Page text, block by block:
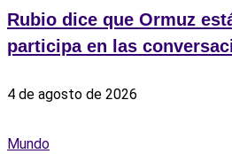
Rubio dice que Ormuz
participa en las
4 de agosto de 2026
Mundo